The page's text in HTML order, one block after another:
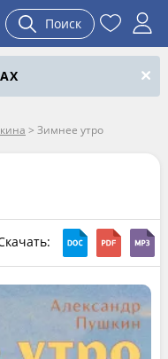
Поиск
> Зимнее утро